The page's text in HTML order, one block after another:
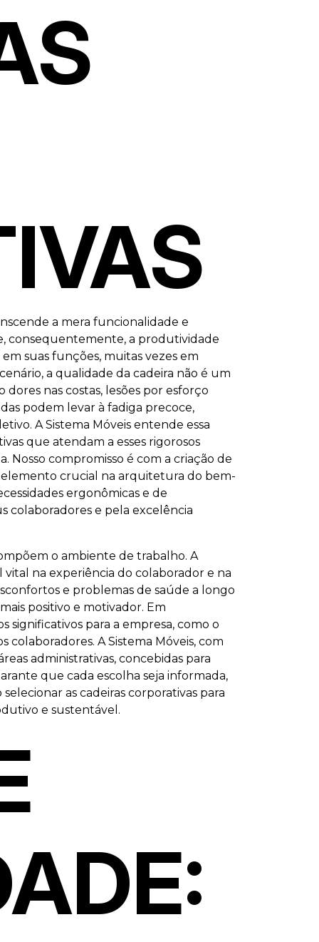
a mera funcionalidade e
consequentemente, a produtividade
suas funções, muitas vezes em
a qualidade da cadeira não é um
nas costas, lesões por esforço
podem levar à fadiga precoce,
A Sistema Móveis entende essa
que atendam a esses rigorosos
compromisso é com a criação de
crucial na arquitetura do bem-
ergonômicas e de
colaboradores e pela excelência
o ambiente de trabalho. A
vital na experiência do colaborador e na
e problemas de saúde a longo
positivo e motivador. Em
para a empresa, como o
A Sistema Móveis, com
administrativas, concebidas para
que cada escolha seja informada,
as cadeiras corporativas para
e sustentável.